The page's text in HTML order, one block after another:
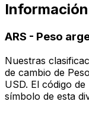
ARS - Peso
Nuestras
de cambio de
USD. El código
símbolo de esta